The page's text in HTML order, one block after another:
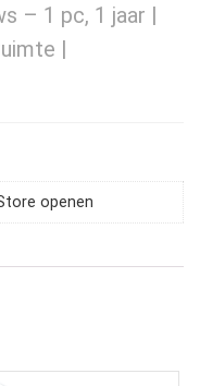
– 1 pc, 1 jaar |
|
openen